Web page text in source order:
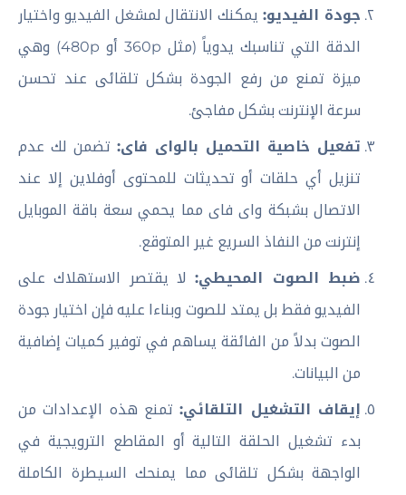
جودة الفيديو:يمكنك الانتقال لمشغل الفيديو واختيار
الدقة التي تناسبك يدوياً (مثل 360p أو 480p) وهي
ميزة تمنع من رفع الجودة بشكل تلقائى عند تحسن
سرعة الإنترنت بشكل مفاجئ.
تفعيل خاصية التحميل بالواى فاى: تضمن لك عدم
تنزيل أي حلقات أو تحديثات للمحتوى أوفلاين إلا عند
الاتصال بشبكة واى فاى مما يحمي سعة باقة الموبايل
إنترنت من النفاذ السريع غير المتوقع.
ضبط الصوت المحيطي:لا يقتصر الاستهلاك على
الفيديو فقط بل يمتد للصوت وبناءا عليه فإن اختيار جودة
الصوت بدلاً من الفائقة يساهم في توفير كميات إضافية
من البيانات.
إيقاف التشغيل التلقائي:تمنع هذه الإعدادات من
بدء تشغيل الحلقة التالية أو المقاطع الترويجية في
الواجهة بشكل تلقائى مما يمنحك السيطرة الكاملة